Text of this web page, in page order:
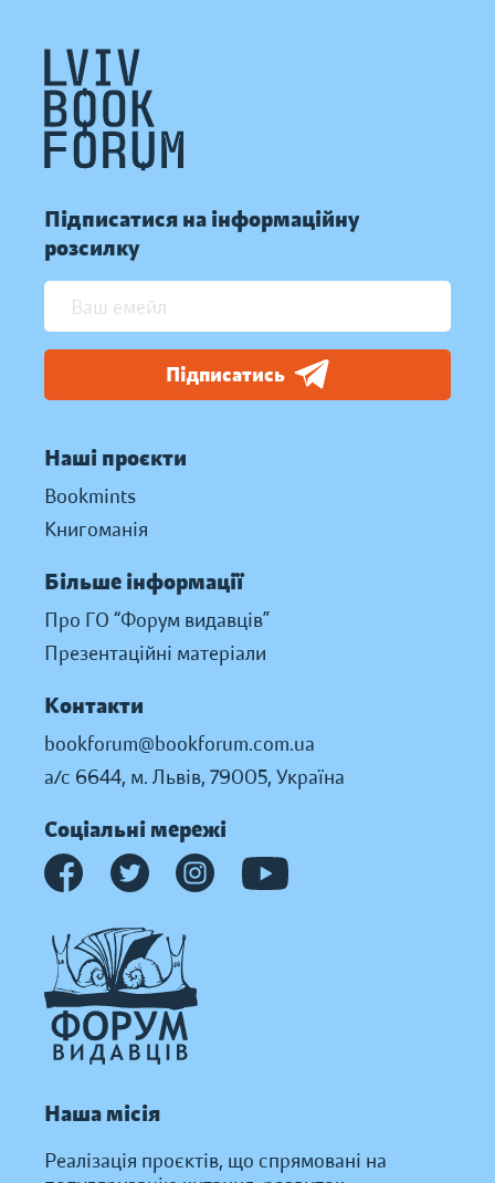
Підписатися на інформаційну
розсилку
Підписатись
Наші проєкти
Bookmints
Книгоманія
Більше інформації
Про ГО “Форум видавців”
Презентаційні матеріали
Контакти
bookforum@bookforum.com.ua
а/с 6644, м. Львів, 79005, Україна
Соціальні мережі
Наша місія
Реалізація проєктів, що спрямовані на